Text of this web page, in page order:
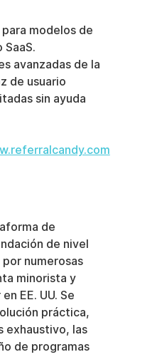
modelos de
SaaS.
avanzadas de la
de usuario
sin ayuda
de
de nivel
numerosas
minorista y
EE. UU. Se
práctica,
exhaustivo, las
de programas